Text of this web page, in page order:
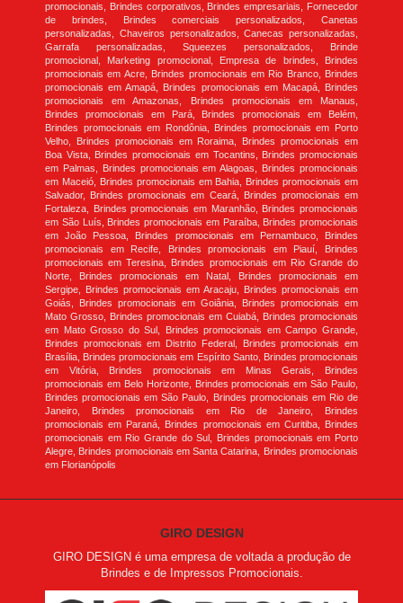
promocionais, Brindes corporativos, Brindes empresariais, Fornecedor
de brindes, Brindes comerciais personalizados, Canetas
personalizadas, Chaveiros personalizados, Canecas personalizadas,
Garrafa personalizadas, Squeezes personalizados, Brinde
promocional, Marketing promocional, Empresa de brindes, Brindes
promocionais em Acre, Brindes promocionais em Rio Branco, Brindes
promocionais em Amapá, Brindes promocionais em Macapá, Brindes
promocionais em Amazonas, Brindes promocionais em Manaus,
Brindes promocionais em Pará, Brindes promocionais em Belém,
Brindes promocionais em Rondônia, Brindes promocionais em Porto
Velho, Brindes promocionais em Roraima, Brindes promocionais em
Boa Vista, Brindes promocionais em Tocantins, Brindes promocionais
em Palmas, Brindes promocionais em Alagoas, Brindes promocionais
em Maceió, Brindes promocionais em Bahia, Brindes promocionais em
Salvador, Brindes promocionais em Ceará, Brindes promocionais em
Fortaleza, Brindes promocionais em Maranhão, Brindes promocionais
em São Luís, Brindes promocionais em Paraíba, Brindes promocionais
em João Pessoa, Brindes promocionais em Pernambuco, Brindes
promocionais em Recife, Brindes promocionais em Piauí, Brindes
promocionais em Teresina, Brindes promocionais em Rio Grande do
Norte, Brindes promocionais em Natal, Brindes promocionais em
Sergipe, Brindes promocionais em Aracaju, Brindes promocionais em
Goiás, Brindes promocionais em Goiânia, Brindes promocionais em
Mato Grosso, Brindes promocionais em Cuiabá, Brindes promocionais
em Mato Grosso do Sul, Brindes promocionais em Campo Grande,
Brindes promocionais em Distrito Federal, Brindes promocionais em
Brasília, Brindes promocionais em Espírito Santo, Brindes promocionais
em Vitória, Brindes promocionais em Minas Gerais, Brindes
promocionais em Belo Horizonte, Brindes promocionais em São Paulo,
Brindes promocionais em São Paulo, Brindes promocionais em Rio de
Janeiro, Brindes promocionais em Rio de Janeiro, Brindes
promocionais em Paraná, Brindes promocionais em Curitiba, Brindes
promocionais em Rio Grande do Sul, Brindes promocionais em Porto
Alegre, Brindes promocionais em Santa Catarina, Brindes promocionais
em Florianópolis
GIRO DESIGN
GIRO DESIGN é uma empresa de voltada a produção de
Brindes e de Impressos Promocionais.